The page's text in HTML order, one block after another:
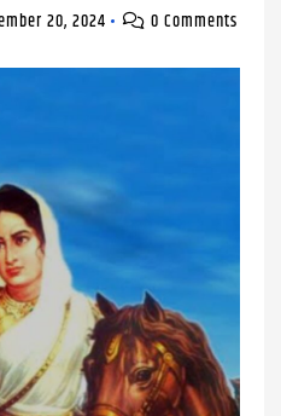
20, 2024 0 Comments